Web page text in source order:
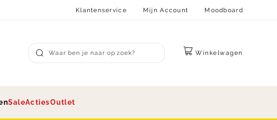
Klantenservice Mijn Account Moodboard
Submit search
Winkelwagen
SaleActiesOutlet